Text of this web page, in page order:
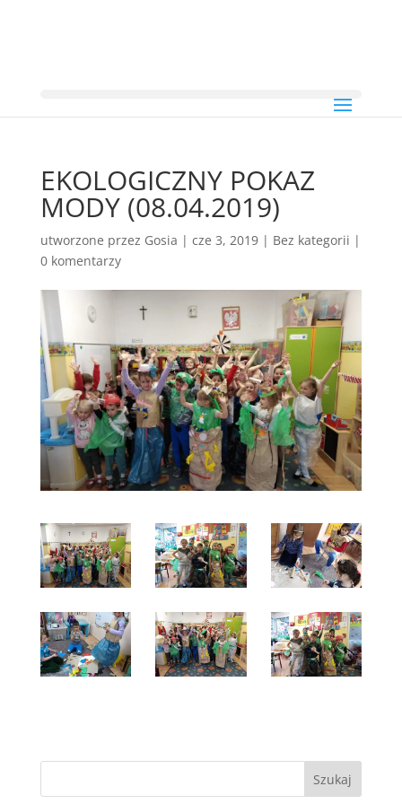
EKOLOGICZNY POKAZ
MODY (08.04.2019)
utworzone przez Gosia | cze 3, 2019| Bez kategorii |
0 komentarzy